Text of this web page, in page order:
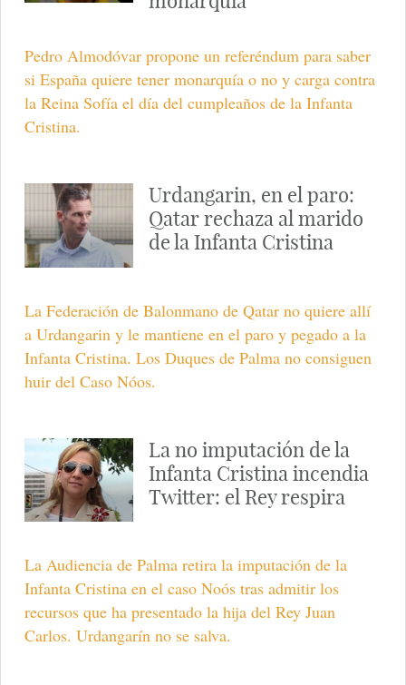
Pedro Almodóvar propone un referéndum para saber
si España quiere tener monarquía o no y carga contra
la Reina Sofía el día del cumpleaños de la Infanta
Cristina.
Urdangarin, en el paro:
Qatar rechaza al marido
de la Infanta Cristina
La Federación de Balonmano de Qatar no quiere allí
a Urdangarin y le mantiene en el paro y pegado a la
Infanta Cristina. Los Duques de Palma no consiguen
huir del Caso Nóos.
La no imputación de la
Infanta Cristina incendia
Twitter: el Rey respira
La Audiencia de Palma retira la imputación de la
Infanta Cristina en el caso Noós tras admitir los
recursos que ha presentado la hija del Rey Juan
Carlos. Urdangarín no se salva.